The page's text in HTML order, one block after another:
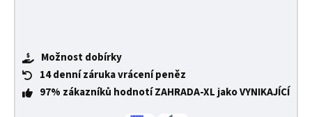
Možnost dobírky
14 denní záruka vrácení peněz
97% zákazníků hodnotí ZAHRADA-XL jako VYNIKAJÍCÍ